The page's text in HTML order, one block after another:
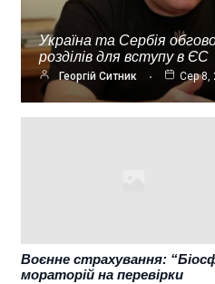
Україна та Сербія
розділів для вступу в ЄС
Георгій Ситник Сер 8,
Воєнне страхування:
мораторій на перевірки